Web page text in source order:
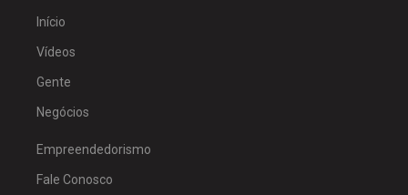
Início
Vídeos
Gente
Negócios
Empreendedorismo
Fale Conosco